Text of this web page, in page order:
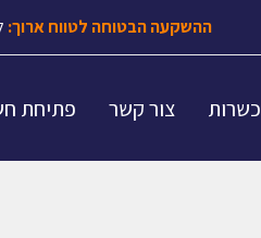
ההשקעה הבטוחה לטווח ארוך:
כשרות צור קשר פתיחת